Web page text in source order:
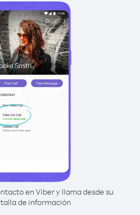
en Viber y llama desde su
de información